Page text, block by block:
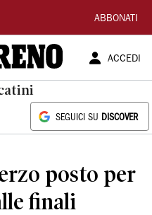
ABBONATI
ACCEDI
SEGUICI SU DISCOVER
posto per
finali